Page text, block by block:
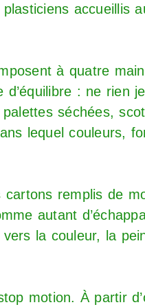
accueillis
à quatre
: ne rien
séchées,
lequel couleurs,
remplis de
autant
la couleur, la
motion. À partir